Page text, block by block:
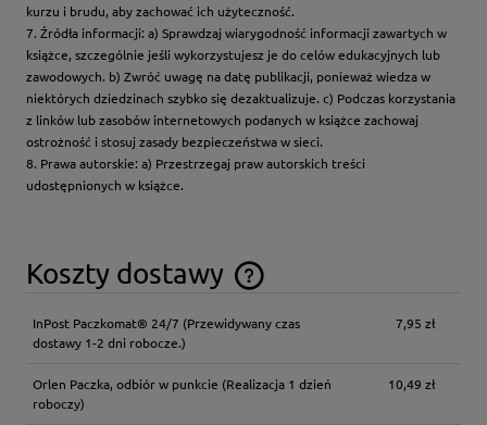
kurzu i brudu, aby zachować ich użyteczność.
7. Źródła informacji: a) Sprawdzaj wiarygodność informacji zawartych w
książce, szczególnie jeśli wykorzystujesz je do celów edukacyjnych lub
zawodowych. b) Zwróć uwagę na datę publikacji, ponieważ wiedza w
niektórych dziedzinach szybko się dezaktualizuje. c) Podczas korzystania
z linków lub zasobów internetowych podanych w książce zachowaj
ostrożność i stosuj zasady bezpieczeństwa w sieci.
8. Prawa autorskie: a) Przestrzegaj praw autorskich treści
udostępnionych w książce.
Koszty dostawy
Cena nie zawiera ewentualnych kosztów płatności
InPost Paczkomat® 24/7 (Przewidywany czas
dostawy 1-2 dni robocze.)
7,95 zł
Orlen Paczka, odbiór w punkcie (Realizacja 1 dzień
roboczy)
10,49 zł